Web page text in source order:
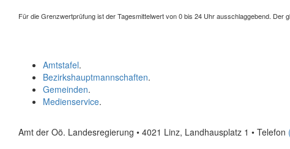
Für die Grenzwertprüfung ist der Tagesmittelwert von 0 bis 24 Uhr ausschlaggebend. Der
Amtstafel.
Bezirkshauptmannschaften.
Gemeinden.
Medienservice.
Amt der Oö. Landesregierung • 4021 Linz, Landhausplatz 1 • Telefon